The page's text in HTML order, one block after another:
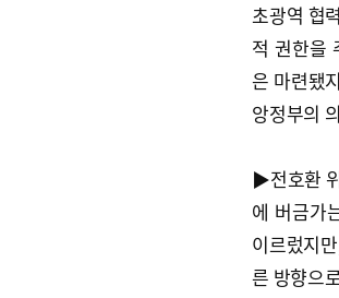
초광역 협
적 권한을
은 마련됐
앙정부의
▶전호환
에 버금가
이르렀지
른 방향으